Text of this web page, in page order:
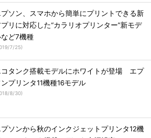
プソン、スマホから簡単にプリントできる新
プリに対応した“カラリオプリンター”新モデ
など7機種
7/25)
コタンク搭載モデルにホワイトが登場 エプ
ンプリンタ11機種16モデル
8/30)
プソンから秋のインクジェットプリンタ12機